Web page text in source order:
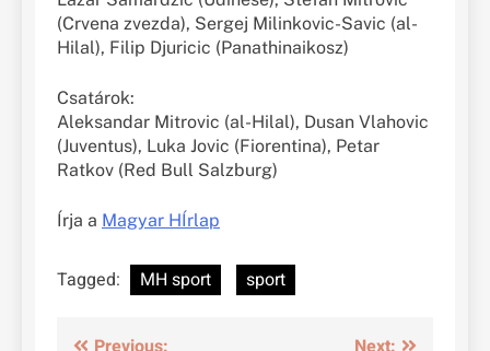
(Crvena zvezda), Sergej Milinkovic-Savic (al-
Hilal), Filip Djuricic (Panathinaikosz)
Csatárok:
Aleksandar Mitrovic (al-Hilal), Dusan Vlahovic
(Juventus), Luka Jovic (Fiorentina), Petar
Ratkov (Red Bull Salzburg)
Írja a Magyar HÍrlap
Tagged: MH sport sport